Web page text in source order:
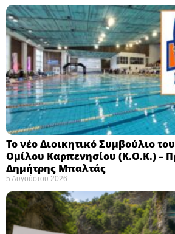
Το νέο Διοικητικό Συμβούλιο
Ομίλου Καρπενησίου (Κ.Ο.Κ.) –
Δημήτρης Μπαλτάς
5 Αυγούστου 2026